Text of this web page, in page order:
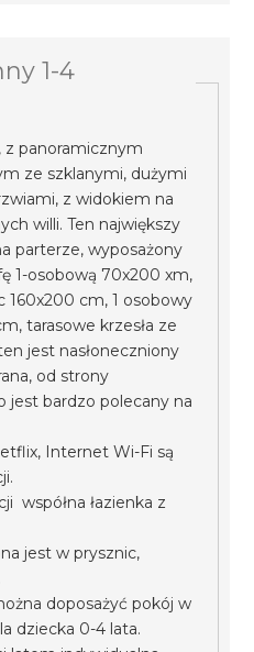
1-4
z panoramicznym
ze szklanymi, dużymi
z widokiem na
willi. Ten największy
parterze, wyposażony
1-osobową 70x200 xm,
160x200 cm, 1 osobowy
tarasowe krzesła ze
jest nasłoneczniony
od strony
jest bardzo polecany na
Internet Wi-Fi są
współna łazienka z
jest w prysznic,
doposażyć pokój w
dziecka 0-4 lata.